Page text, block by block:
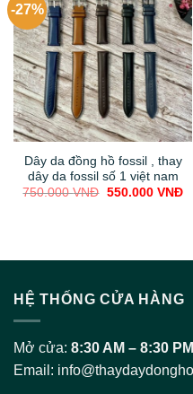
-27%
Dây da đồng hồ fossil , thay
dây da fossil số 1 việt nam
750.000VNĐ Original
550.000 VNĐ
HỆ THỐNG CỬA HÀNG
Mở cửa: 8:30 AM – 8:30 PM
Email: